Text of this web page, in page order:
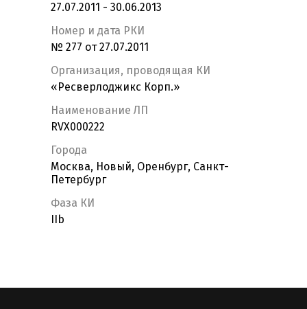
27.07.2011 - 30.06.2013
Номер и дата РКИ
№ 277 от 27.07.2011
Организация, проводящая КИ
«Реcверлоджикс Корп.»
Наименование ЛП
RVX000222
Города
Москва, Новый, Оренбург, Санкт-
Петербург
Фаза КИ
IIb